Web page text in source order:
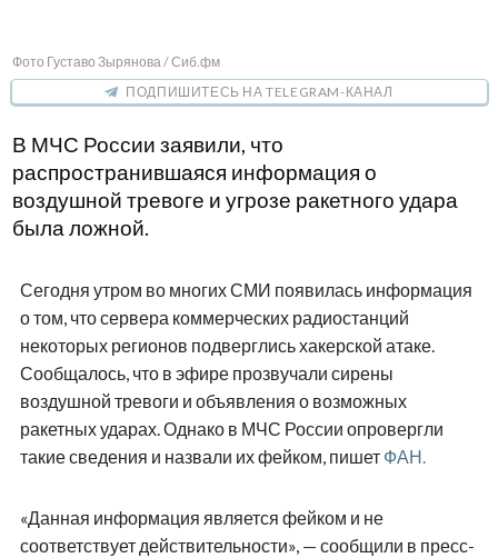
Фото Густаво Зырянова / Сиб.фм
ПОДПИШИТЕСЬ НА TELEGRAM-КАНАЛ
В МЧС России заявили, что
распространившаяся информация о
воздушной тревоге и угрозе ракетного удара
была ложной.
Сегодня утром во многих СМИ появилась информация
о том, что сервера коммерческих радиостанций
некоторых регионов подверглись хакерской атаке.
Сообщалось, что в эфире прозвучали сирены
воздушной тревоги и объявления о возможных
ракетных ударах. Однако в МЧС России опровергли
такие сведения и назвали их фейком, пишет ФАН.
«Данная информация является фейком и не
соответствует действительности», — сообщили в пресс-